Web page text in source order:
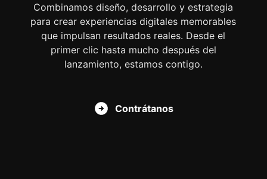
Combinamos diseño, desarrollo y estrategia
para crear experiencias digitales memorables
que impulsan resultados reales. Desde el
primer clic hasta mucho después del
lanzamiento, estamos contigo.
Contrátanos